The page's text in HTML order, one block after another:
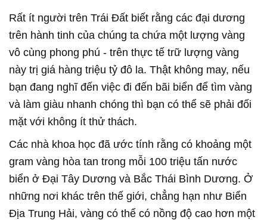
Rất ít người trên Trái Đất biết rằng các đại dương
trên hành tinh của chúng ta chứa một lượng vàng
vô cùng phong phú - trên thực tế trữ lượng vàng
này trị giá hàng triệu tỷ đô la. Thật không may, nếu
bạn đang nghĩ đến việc đi đến bãi biển để tìm vàng
và làm giàu nhanh chóng thì bạn có thể sẽ phải đối
mặt với không ít thử thách.
Các nhà khoa học đã ước tính rằng có khoảng một
gram vàng hòa tan trong mỗi 100 triệu tấn nước
biển ở Đại Tây Dương và Bắc Thái Bình Dương. Ở
những nơi khác trên thế giới, chẳng hạn như Biển
Địa Trung Hải, vàng có thể có nồng độ cao hơn một